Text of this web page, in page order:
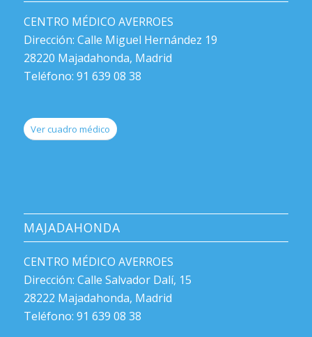
CENTRO MÉDICO AVERROES
Dirección: Calle Miguel Hernández 19
28220 Majadahonda, Madrid
Teléfono: 91 639 08 38
Ver cuadro médico
MAJADAHONDA
CENTRO MÉDICO AVERROES
Dirección: Calle Salvador Dalí, 15
28222 Majadahonda, Madrid
Teléfono: 91 639 08 38